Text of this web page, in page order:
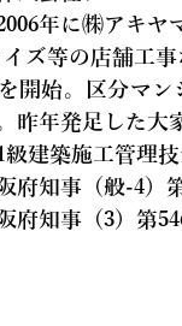
年に㈱アキ
ズ等の店舗工事
開始。区分マ
昨年発足した大
級建築施工管理
府知事（般-4）
府知事（3）第